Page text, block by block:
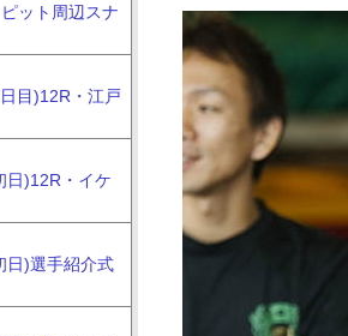
ット周辺スナ
目)12R・江戸
日)12R・イケ
日)選手紹介式